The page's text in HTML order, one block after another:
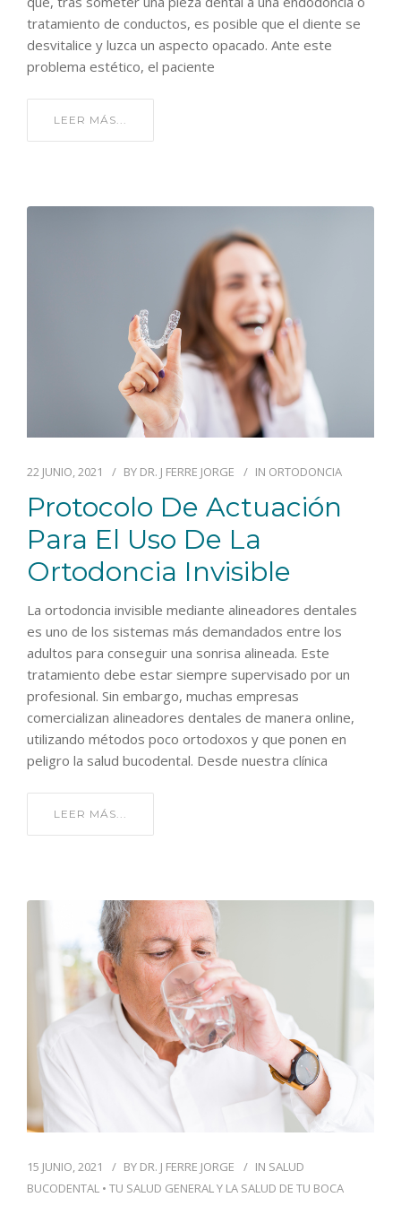
tratamiento de conductos, es posible que el diente se
desvitalice y luzca un aspecto opacado. Ante este
problema estético, el paciente
LEER MÁS...
22 JUNIO, 2021 BY DR. J FERRE JORGE IN ORTODONCIA
Protocolo De Actuación
Para El Uso De La
Ortodoncia Invisible
La ortodoncia invisible mediante alineadores dentales
es uno de los sistemas más demandados entre los
adultos para conseguir una sonrisa alineada. Este
tratamiento debe estar siempre supervisado por un
profesional. Sin embargo, muchas empresas
comercializan alineadores dentales de manera online,
utilizando métodos poco ortodoxos y que ponen en
peligro la salud bucodental. Desde nuestra clínica
LEER MÁS...
15 JUNIO, 2021 BY DR. J FERRE JORGE IN SALUD
BUCODENTAL • TU SALUD GENERAL Y LA SALUD DE TU BOCA